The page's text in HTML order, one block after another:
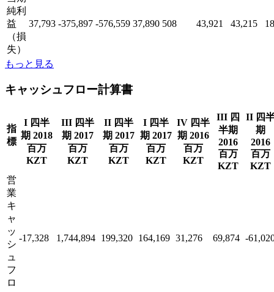
純利
益
（損
失）
37,793 -375,897 -576,559 37,890 508 43,921 43,215
もっと見る
キャッシュフロー計算書
指
標
I 四半
期 2018
百万
KZT
III 四半
期 2017
百万
KZT
II 四半
期 2017
百万
KZT
I 四半
期 2017
百万
KZT
IV 四半
期 2016
百万
KZT
III 四
半期
2016
百万
KZT
II 四
期
2016
百万
KZT
営
業
キ
ャ
ッ
シ
ュ
フ
ロ
-17,328 1,744,894 199,320 164,169 31,276 69,874 -